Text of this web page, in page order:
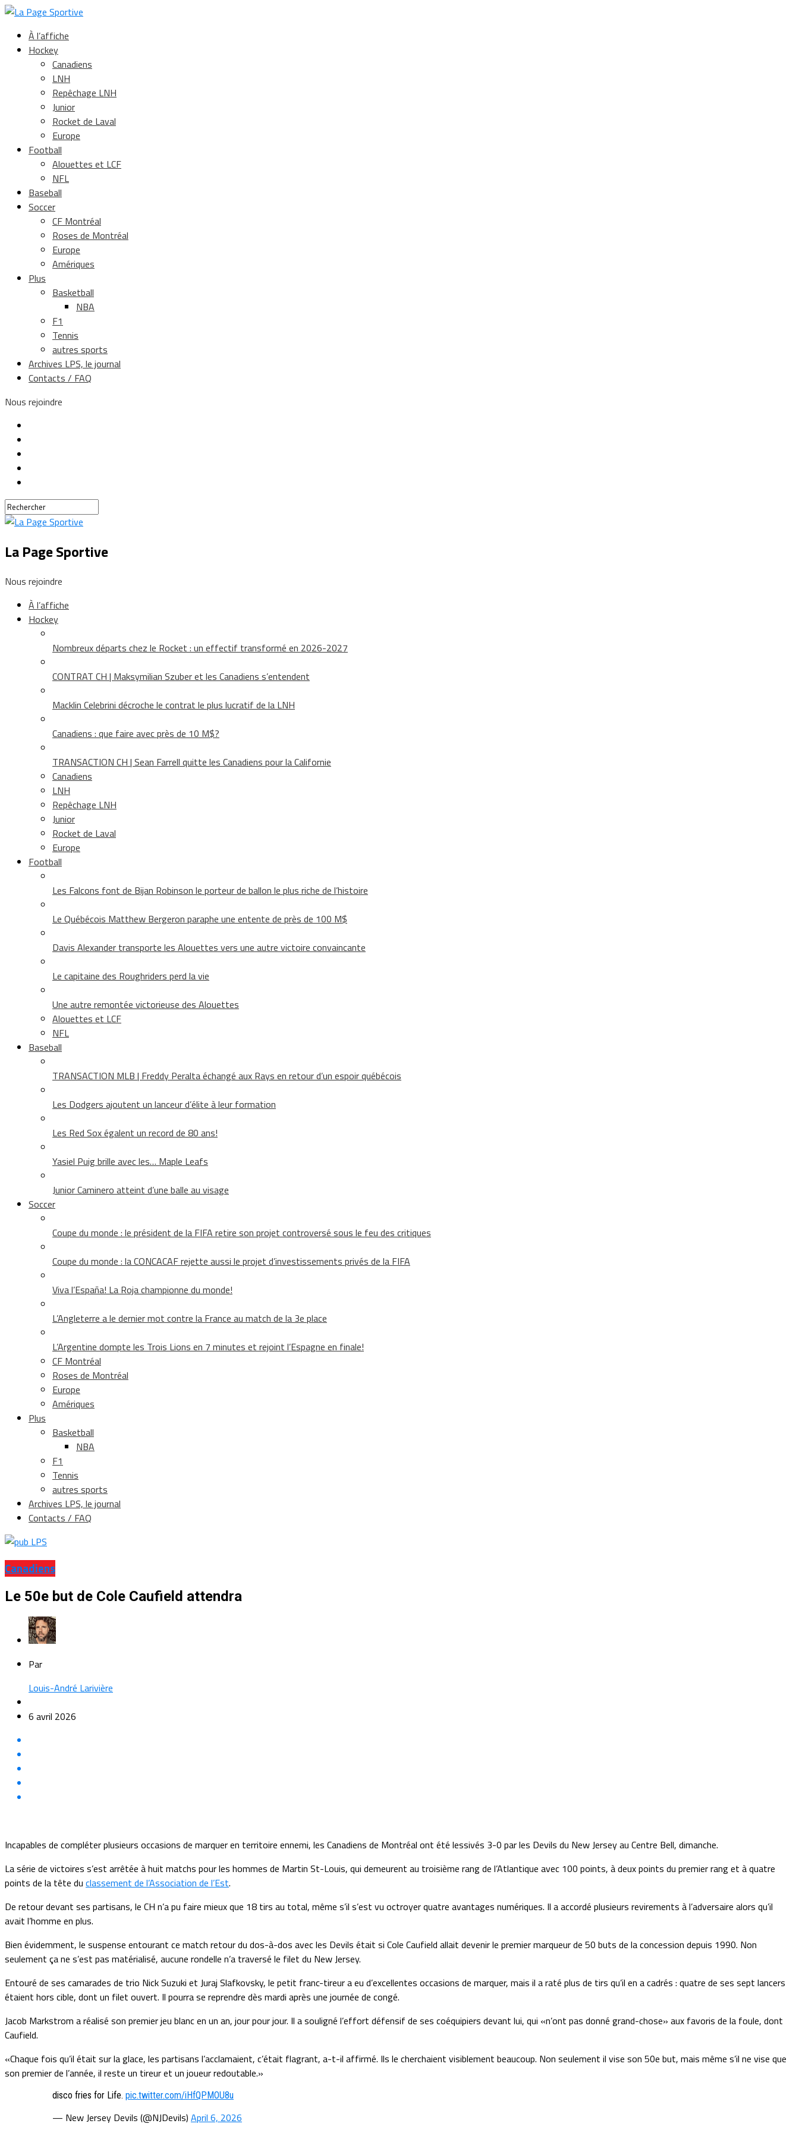
À l’affiche
Hockey
Canadiens
LNH
Repêchage LNH
Junior
Rocket de Laval
Europe
Football
Alouettes et LCF
NFL
Baseball
Soccer
CF Montréal
Roses de Montréal
Europe
Amériques
Plus
Basketball
NBA
F1
Tennis
autres sports
Archives LPS, le journal
Contacts / FAQ
Nous rejoindre
La Page Sportive
Nous rejoindre
À l’affiche
Hockey
Nombreux départs chez le Rocket : un effectif transformé en 2026-2027
CONTRAT CH | Maksymilian Szuber et les Canadiens s’entendent
Macklin Celebrini décroche le contrat le plus lucratif de la LNH
Canadiens : que faire avec près de 10 M$?
TRANSACTION CH | Sean Farrell quitte les Canadiens pour la Californie
Canadiens
LNH
Repêchage LNH
Junior
Rocket de Laval
Europe
Football
Les Falcons font de Bijan Robinson le porteur de ballon le plus riche de l’histoire
Le Québécois Matthew Bergeron paraphe une entente de près de 100 M$
Davis Alexander transporte les Alouettes vers une autre victoire convaincante
Le capitaine des Roughriders perd la vie
Une autre remontée victorieuse des Alouettes
Alouettes et LCF
NFL
Baseball
TRANSACTION MLB | Freddy Peralta échangé aux Rays en retour d’un espoir québécois
Les Dodgers ajoutent un lanceur d’élite à leur formation
Les Red Sox égalent un record de 80 ans!
Yasiel Puig brille avec les… Maple Leafs
Junior Caminero atteint d’une balle au visage
Soccer
Coupe du monde : le président de la FIFA retire son projet controversé sous le feu des critiques
Coupe du monde : la CONCACAF rejette aussi le projet d’investissements privés de la FIFA
Viva l’España! La Roja championne du monde!
L’Angleterre a le dernier mot contre la France au match de la 3e place
L’Argentine dompte les Trois Lions en 7 minutes et rejoint l’Espagne en finale!
CF Montréal
Roses de Montréal
Europe
Amériques
Plus
Basketball
NBA
F1
Tennis
autres sports
Archives LPS, le journal
Contacts / FAQ
Canadiens
Le 50e but de Cole Caufield attendra
Par
Louis-André Larivière
6 avril 2026
Incapables de compléter plusieurs occasions de marquer en territoire ennemi, les Canadiens de Montréal ont été lessivés 3-0 par les Devils du New Jersey au Centre Bell, dimanche.
La série de victoires s’est arrêtée à huit matchs pour les hommes de Martin St-Louis, qui demeurent au troisième rang de l’Atlantique avec 100 points, à deux points du premier rang et à quatre
points de la tête du classement de l’Association de l’Est.
De retour devant ses partisans, le CH n’a pu faire mieux que 18 tirs au total, même s’il s’est vu octroyer quatre avantages numériques. Il a accordé plusieurs revirements à l’adversaire alors qu’il
avait l’homme en plus.
Bien évidemment, le suspense entourant ce match retour du dos-à-dos avec les Devils était si Cole Caufield allait devenir le premier marqueur de 50 buts de la concession depuis 1990. Non
seulement ça ne s’est pas matérialisé, aucune rondelle n’a traversé le filet du New Jersey.
Entouré de ses camarades de trio Nick Suzuki et Juraj Slafkovsky, le petit franc-tireur a eu d’excellentes occasions de marquer, mais il a raté plus de tirs qu’il en a cadrés : quatre de ses sept lancers
étaient hors cible, dont un filet ouvert. Il pourra se reprendre dès mardi après une journée de congé.
Jacob Markstrom a réalisé son premier jeu blanc en un an, jour pour jour. Il a souligné l’effort défensif de ses coéquipiers devant lui, qui «n’ont pas donné grand-chose» aux favoris de la foule, dont
Caufield.
«Chaque fois qu’il était sur la glace, les partisans l’acclamaient, c’était flagrant, a-t-il affirmé. Ils le cherchaient visiblement beaucoup. Non seulement il vise son 50e but, mais même s’il ne vise que
son premier de l’année, il reste un tireur et un joueur redoutable.»
disco fries for Life. pic.twitter.com/iHfQPMOU8u
— New Jersey Devils (@NJDevils) April 6, 2026